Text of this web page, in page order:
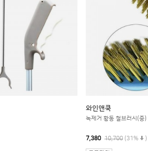
와인앤쿡
녹제거 황동 철브러시(중)
7,380 10,700 (31% )